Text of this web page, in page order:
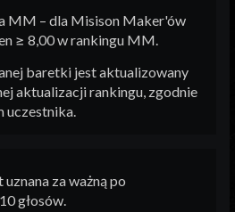
MM – dla Misison Maker'ów
≥ 8,00 w rankingu MM.
baretki jest aktualizowany
aktualizacji rankingu, zgodnie
uczestnika.
za ważną po
głosów.